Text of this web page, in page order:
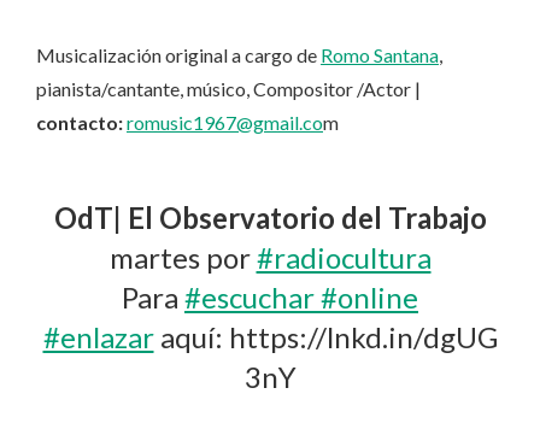
Musicalización original a cargo de Romo Santana
pianista/cantante, músico, Compositor /Actor |
contacto:romusic1967@gmail.com
OdT| El Observatorio del Trabajo
martes por#radiocultura
Para #escuchar#online
#enlazaraquí: https://lnkd.in/dgUG
3nY